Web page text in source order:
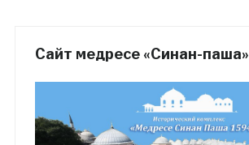
Сайт медресе «Синан-паша»